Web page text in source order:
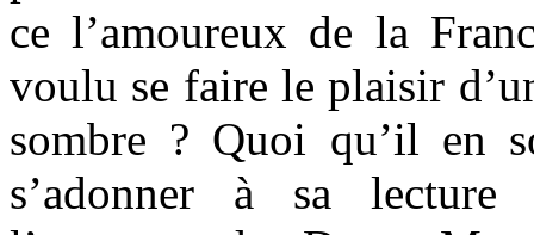
ce l’amoureux de la
voulu se faire le plaisir
sombre ? Quoi qu’il en
s’adonner à sa lecture